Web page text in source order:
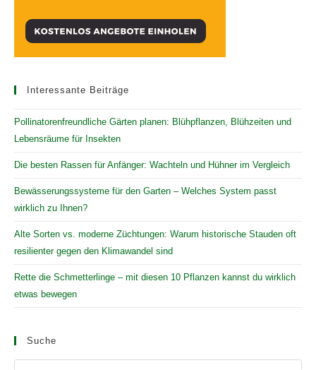
Interessante Beiträge
Pollinatorenfreundliche Gärten planen: Blühpflanzen, Blühzeiten und
Lebensräume für Insekten
Die besten Rassen für Anfänger: Wachteln und Hühner im Vergleich
Bewässerungssysteme für den Garten – Welches System passt
wirklich zu Ihnen?
Alte Sorten vs. moderne Züchtungen: Warum historische Stauden oft
resilienter gegen den Klimawandel sind
Rette die Schmetterlinge – mit diesen 10 Pflanzen kannst du wirklich
etwas bewegen
Suche